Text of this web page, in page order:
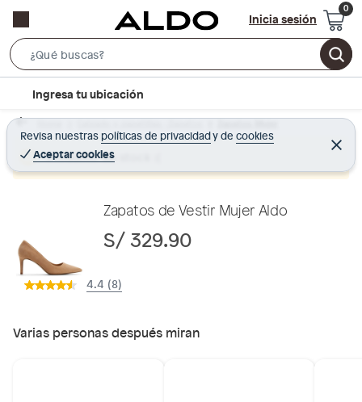
Inicia sesión
e
r
c
B
r
c
t
n
Ingresa tu ubicación
Revisa nuestras políticas de privacidadyde cookies
Aceptar cookies
C
e
r
Home Calzado y zapatillas - Zapatos Zapatos Mujer
Producto sin stock :(
Zapatos de Vestir Mujer Aldo
S/ 329.90
4.4 (8)
Varias personas después miran